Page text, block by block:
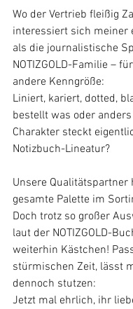
Wo der Vertrieb fleißig
interessiert sich meiner
als die journalistische
NOTIZGOLD-Familie –
andere Kenngröße:
Liniert, kariert, dotted,
bestellt was oder
Charakter steckt
Notizbuch-Lineatur?
Unsere Qualitätspartner
gesamte Palette im
Doch trotz so großer
laut der NOTIZGOLD-
weiterhin Kästchen!
stürmischen Zeit, lässt
dennoch stutzen:
Jetzt mal ehrlich, ihr